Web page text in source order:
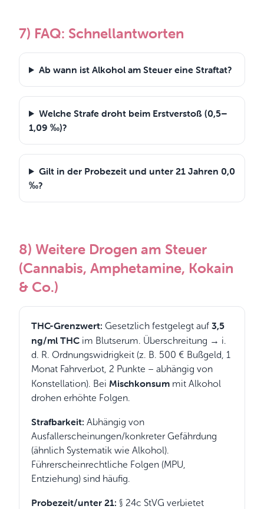
7) FAQ: Schnellantworten
Ab wann ist Alkohol am Steuer eine Straftat?
Welche Strafe droht beim Erstverstoß (0,5–
1,09 ‰)?
Gilt in der Probezeit und unter 21 Jahren 0,0
‰?
8) Weitere Drogen am Steuer
(Cannabis, Amphetamine, Kokain
& Co.)
THC-Grenzwert: Gesetzlich festgelegt auf 3,5
ng/ml THC im Blutserum. Überschreitung → i.
d. R. Ordnungswidrigkeit (z. B. 500 € Bußgeld, 1
Monat Fahrverbot, 2 Punkte – abhängig von
Konstellation). Bei Mischkonsum mit Alkohol
drohen erhöhte Folgen.
Strafbarkeit: Abhängig von
Ausfallerscheinungen/konkreter Gefährdung
(ähnlich Systematik wie Alkohol).
Führerscheinrechtliche Folgen (MPU,
Entziehung) sind häufig.
Probezeit/unter 21: § 24c StVG verbietet